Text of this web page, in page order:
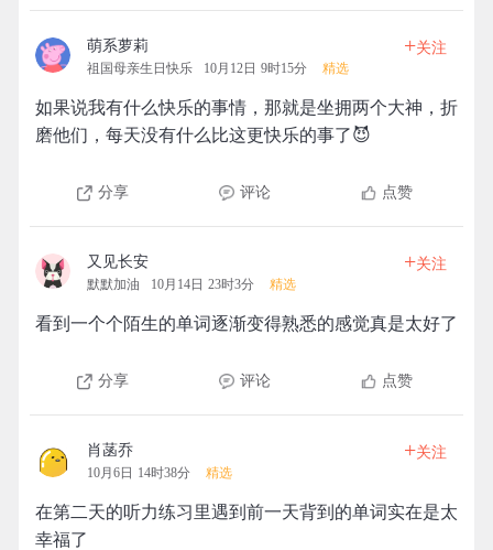
萌系萝莉
祖国母亲生日快乐 10月12日 9时15分 精选
+关注
如果说我有什么快乐的事情，那就是坐拥两个大神，折
磨他们，每天没有什么比这更快乐的事了😈
分享 评论 点赞
又见长安
默默加油 10月14日 23时3分 精选
+关注
看到一个个陌生的单词逐渐变得熟悉的感觉真是太好了
分享 评论 点赞
肖菡乔
10月6日 14时38分 精选
+关注
在第二天的听力练习里遇到前一天背到的单词实在是太
幸福了